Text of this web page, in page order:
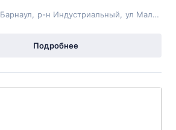
Барнаул р-н Индустриальный ул Малахова
Подробнее